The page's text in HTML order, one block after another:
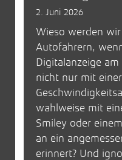
2. Juni 2026
Wieso werden
Autofahrern,
Digitalanzeige
nicht nur mit einer
wahlweise mit
Smiley oder
an ein
erinnert? Und